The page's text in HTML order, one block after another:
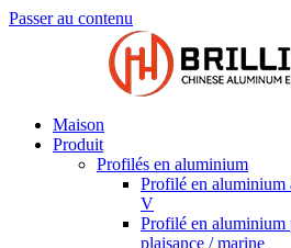
Passer au contenu
Maison
Produit
Profilés en aluminium
Profilé en aluminium
V
Profilé en aluminium
plaisance / marine